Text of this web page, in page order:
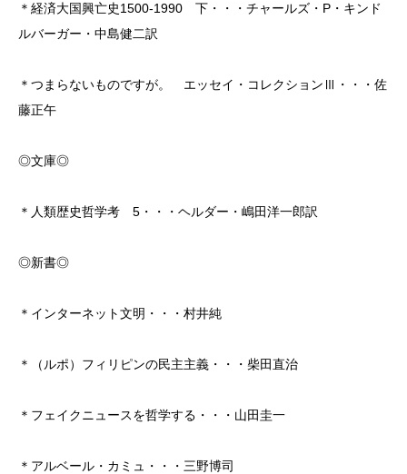
＊経済大国興亡史1500-1990 下・・・チャールズ・P・キンド
ルバーガー・中島健二訳
＊つまらないものですが。 エッセイ・コレクションⅢ・・・佐
藤正午
◎文庫◎
＊人類歴史哲学考 5・・・ヘルダー・嶋田洋一郎訳
◎新書◎
＊インターネット文明・・・村井純
＊（ルポ）フィリピンの民主主義・・・柴田直治
＊フェイクニュースを哲学する・・・山田圭一
＊アルベール・カミュ・・・三野博司